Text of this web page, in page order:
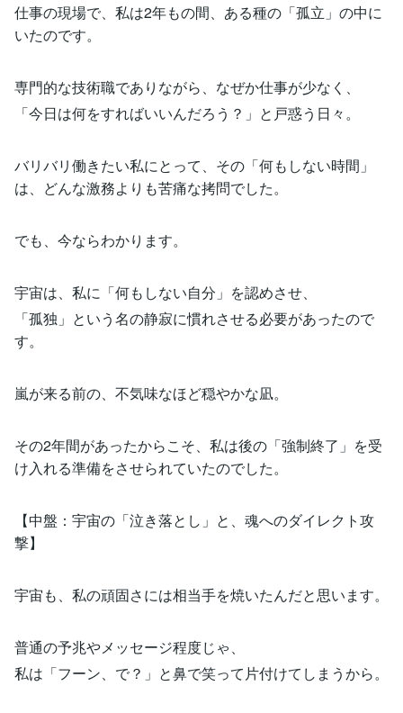
仕事の現場で、私は2年もの間、ある種の「孤立」の中に
いたのです。
専門的な技術職でありながら、なぜか仕事が少なく、
「今日は何をすればいいんだろう？」と戸惑う日々。
バリバリ働きたい私にとって、その「何もしない時間」
は、どんな激務よりも苦痛な拷問でした。
でも、今ならわかります。
宇宙は、私に「何もしない自分」を認めさせ、
「孤独」という名の静寂に慣れさせる必要があったので
す。
嵐が来る前の、不気味なほど穏やかな凪。
その2年間があったからこそ、私は後の「強制終了」を受
け入れる準備をさせられていたのでした。
【中盤：宇宙の「泣き落とし」と、魂へのダイレクト攻
撃】
宇宙も、私の頑固さには相当手を焼いたんだと思います。
普通の予兆やメッセージ程度じゃ、
私は「フーン、で？」と鼻で笑って片付けてしまうから。